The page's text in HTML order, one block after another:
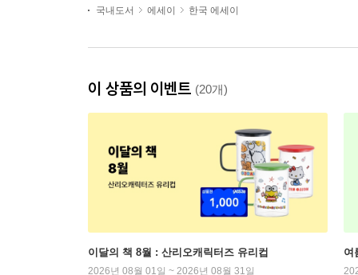
국내도서
에세이 한국 에세이
이 상품의 이벤트 (20개)
이달의 책 8월 : 산리오캐릭터즈 유리컵
2026년 08월 01일 ~ 2026년 08월 31일
여